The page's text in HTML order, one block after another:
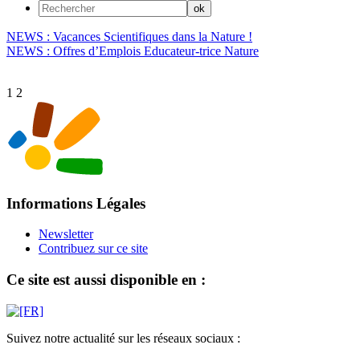
NEWS : Vacances Scientifiques dans la Nature !
NEWS : Offres d’Emplois Educateur-trice Nature
1 2
Informations Légales
Newsletter
Contribuez sur ce site
Ce site est aussi disponible en :
Suivez notre actualité sur les réseaux sociaux :